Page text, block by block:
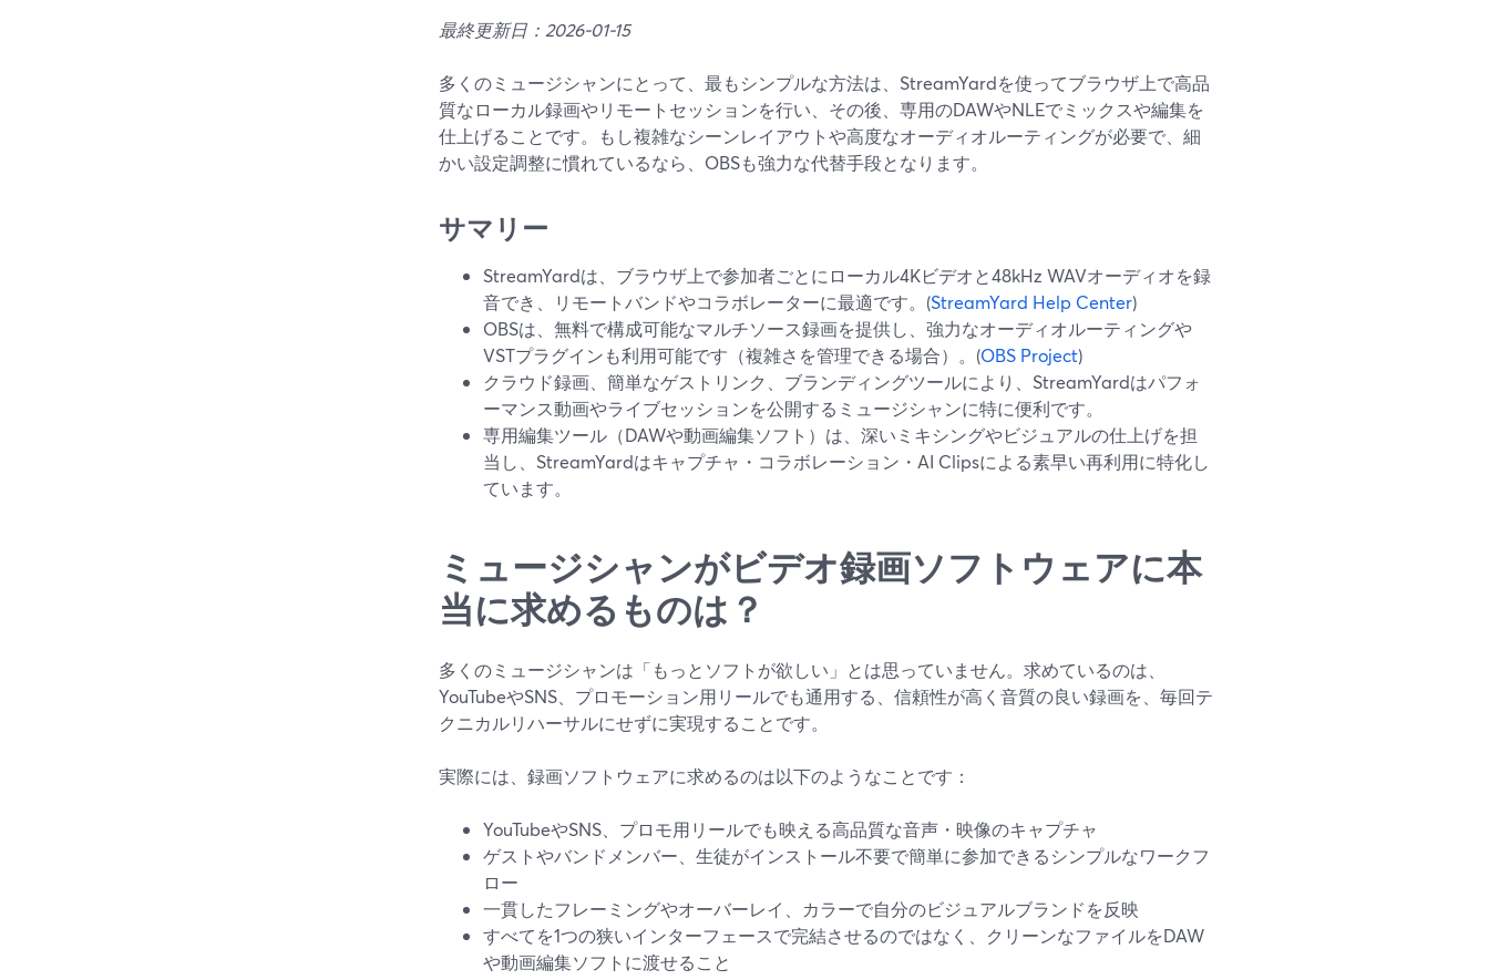
最終更新日：2026-01-15
多くのミュージシャンにとって、最もシンプルな方法は、StreamYardを使ってブラウザ上で高品
質なローカル録画やリモートセッションを行い、その後、専用のDAWやNLEでミックスや編集を
仕上げることです。もし複雑なシーンレイアウトや高度なオーディオルーティングが必要で、細
かい設定調整に慣れているなら、OBSも強力な代替手段となります。
サマリー
StreamYardは、ブラウザ上で参加者ごとにローカル4Kビデオと48kHz WAVオーディオを録
音でき、リモートバンドやコラボレーターに最適です。(StreamYard Help Center)
OBSは、無料で構成可能なマルチソース録画を提供し、強力なオーディオルーティングや
VSTプラグインも利用可能です（複雑さを管理できる場合）。(OBS Project)
クラウド録画、簡単なゲストリンク、ブランディングツールにより、StreamYardはパフォ
ーマンス動画やライブセッションを公開するミュージシャンに特に便利です。
専用編集ツール（DAWや動画編集ソフト）は、深いミキシングやビジュアルの仕上げを担
当し、StreamYardはキャプチャ・コラボレーション・AI Clipsによる素早い再利用に特化し
ています。
ミュージシャンがビデオ録画ソフトウェアに本
当に求めるものは？
多くのミュージシャンは「もっとソフトが欲しい」とは思っていません。求めているのは、
YouTubeやSNS、プロモーション用リールでも通用する、信頼性が高く音質の良い録画を、毎回テ
クニカルリハーサルにせずに実現することです。
実際には、録画ソフトウェアに求めるのは以下のようなことです：
YouTubeやSNS、プロモ用リールでも映える高品質な音声・映像のキャプチャ
ゲストやバンドメンバー、生徒がインストール不要で簡単に参加できるシンプルなワークフ
ロー
一貫したフレーミングやオーバーレイ、カラーで自分のビジュアルブランドを反映
すべてを1つの狭いインターフェースで完結させるのではなく、クリーンなファイルをDAW
や動画編集ソフトに渡せること